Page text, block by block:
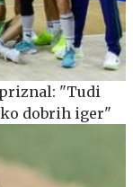
"Tudi
dobrih iger"